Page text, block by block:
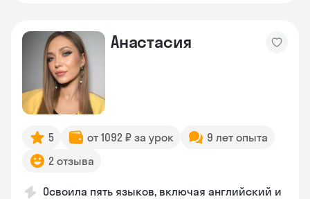
Анастасия
5 от 1092 ₽ за урок
9 лет опыта
2 отзыва
Освоила пять языков, включая английский и